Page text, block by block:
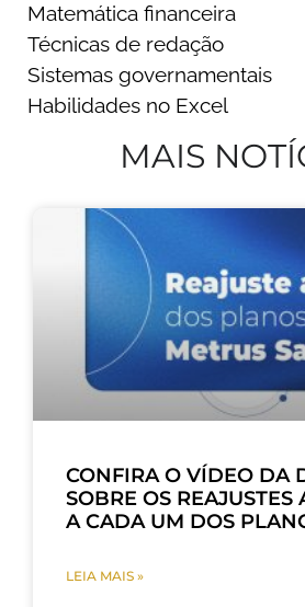
Matemática financeira
Técnicas de redação
Sistemas governamentais
Habilidades no Excel
MAIS
CONFIRA O VÍDEO DA
SOBRE OS REAJUSTES
A CADA UM DOS
LEIA MAIS »